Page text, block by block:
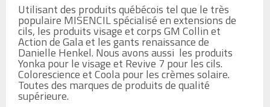
Utilisant des produits québécois tel que le très
populaire MISENCIL spécialisé en extensions de
cils, les produits visage et corps GM Collin et
Action de Gala et les gants renaissance de
Danielle Henkel. Nous avons aussi  les produits
Yonka pour le visage et Revive 7 pour les cils.
Colorescience et Coola pour les crèmes solaire.
Toutes des marques de produits de qualité
supérieure.